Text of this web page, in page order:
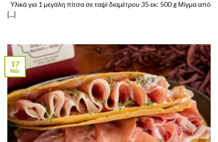
Υλικά για 1 μεγάλη πίτσα σε ταψί διαμέτρου 35 εκ: 500 g Μίγμα από
[...]
17
Μάι